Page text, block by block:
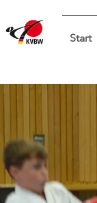
Start